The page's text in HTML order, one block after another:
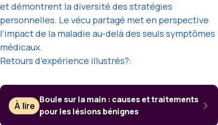
et démontrent la diversité des stratégies
personnelles. Le vécu partagé met en perspective
l’impact de la maladie au-delà des seuls symptômes
médicaux.
Retours d’expérience illustrés?:
À lire
Boule sur la main : causes et traitements
pour les lésions bénignes